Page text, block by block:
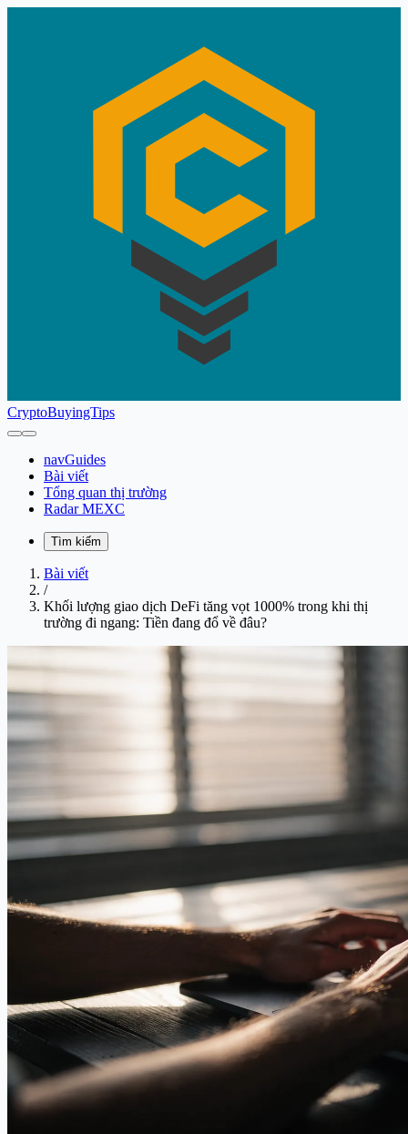
CryptoBuyingTips
navGuides
Bài viết
Tổng quan thị trường
Radar MEXC
Tìm kiếm
Bài viết
/
Khối lượng giao dịch DeFi tăng vọt 1000% trong khi thị
trường đi ngang: Tiền đang đổ về đâu?